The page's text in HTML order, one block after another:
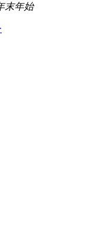
末年始